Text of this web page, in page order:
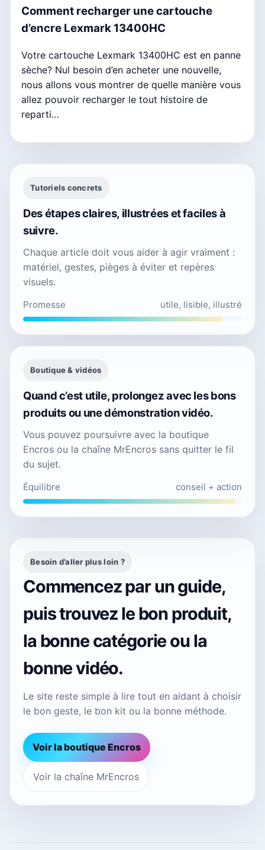
Comment recharger une cartouche
d’encre Lexmark 13400HC
Votre cartouche Lexmark 13400HC est en panne
sèche? Nul besoin d’en acheter une nouvelle,
nous allons vous montrer de quelle manière vous
allez pouvoir recharger le tout histoire de
reparti…
Tutoriels concrets
Des étapes claires, illustrées et faciles à
suivre.
Chaque article doit vous aider à agir vraiment :
matériel, gestes, pièges à éviter et repères
visuels.
Promesse utile, lisible, illustré
Boutique & vidéos
Quand c’est utile, prolongez avec les bons
produits ou une démonstration vidéo.
Vous pouvez poursuivre avec la boutique
Encros ou la chaîne MrEncros sans quitter le fil
du sujet.
Équilibre conseil + action
Besoin d’aller plus loin ?
Commencez par un guide,
puis trouvez le bon produit,
la bonne catégorie ou la
bonne vidéo.
Le site reste simple à lire tout en aidant à choisir
le bon geste, le bon kit ou la bonne méthode.
Voir la boutique Encros
Voir la chaîne MrEncros